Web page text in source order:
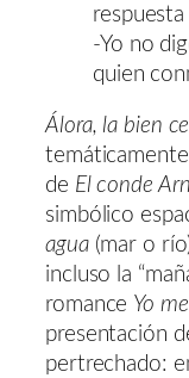
-Yo no
quien
Álora, la bien
de El conde
simbólico
agua(mar o
incluso la
romance Yo
presentación
pertrechado: